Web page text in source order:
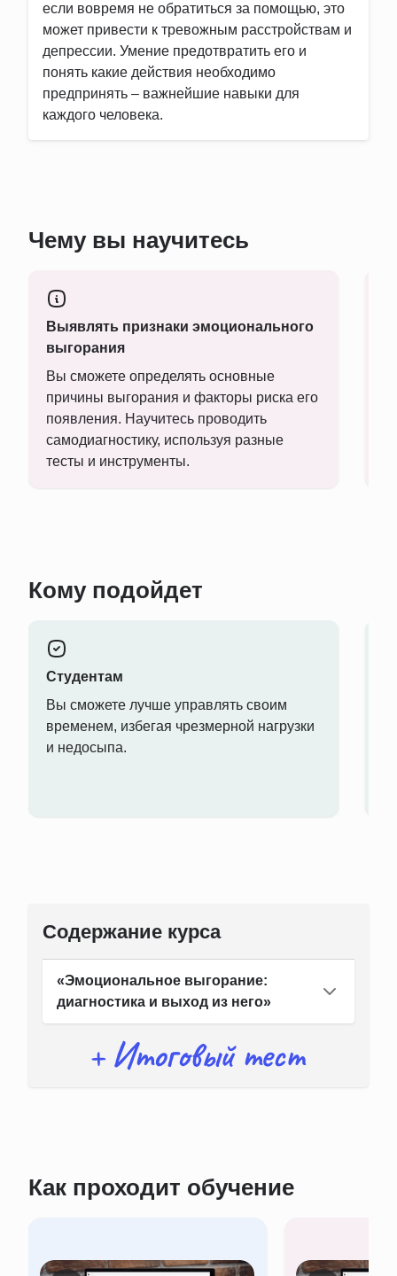
если вовремя не обратиться за помощью, это
может привести к тревожным расстройствам и
депрессии. Умение предотвратить его и
понять какие действия необходимо
предпринять – важнейшие навыки для
каждого человека.
Чему вы научитесь
Выявлять признаки эмоционального
выгорания
Вы сможете определять основные
причины выгорания и факторы риска его
появления. Научитесь проводить
самодиагностику, используя разные
тесты и инструменты.
Кому подойдет
Студентам
Вы сможете лучше управлять своим
временем, избегая чрезмерной нагрузки
и недосыпа.
Содержание курса
«Эмоциональное выгорание:
диагностика и выход из него»
Как проходит обучение